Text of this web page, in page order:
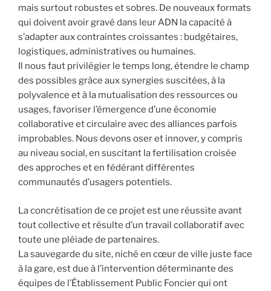
mais surtout robustes et sobres. De nouveaux formats
qui doivent avoir gravé dans leur ADN la capacité à
s’adapter aux contraintes croissantes : budgétaires,
logistiques, administratives ou humaines.
Il nous faut privilégier le temps long, étendre le champ
des possibles grâce aux synergies suscitées, à la
polyvalence et à la mutualisation des ressources ou
usages, favoriser l’émergence d’une économie
collaborative et circulaire avec des alliances parfois
improbables. Nous devons oser et innover, y compris
au niveau social, en suscitant la fertilisation croisée
des approches et en fédérant différentes
communautés d’usagers potentiels.
La concrétisation de ce projet est une réussite avant
tout collective et résulte d’un travail collaboratif avec
toute une pléiade de partenaires.
La sauvegarde du site, niché en cœur de ville juste face
à la gare, est due à l’intervention déterminante des
équipes de l’Établissement Public Foncier qui ont